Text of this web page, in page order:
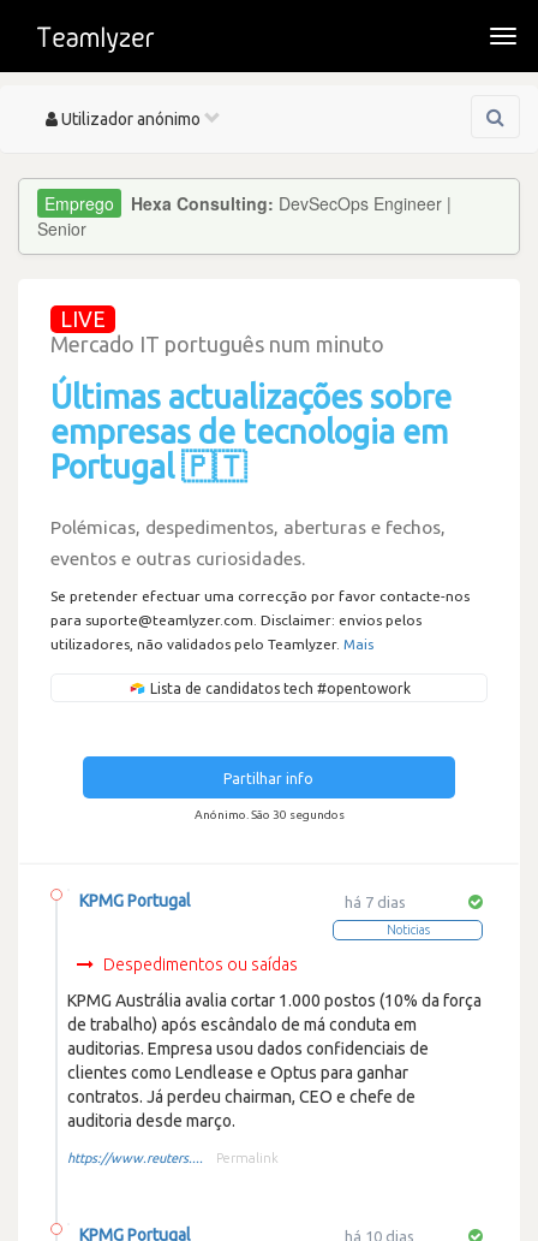
Toggle
Utilizador anónimo
Hexa Consulting: DevSecOps Engineer |
Senior
LIVE
Mercado IT português num minuto
Últimas actualizações sobre
empresas de tecnologia em
Portugal 🇵🇹
Polémicas, despedimentos, aberturas e fechos,
eventos e outras curiosidades.
Se pretender efectuar uma correcção por favor contacte-nos
para suporte@teamlyzer.com. Disclaimer: envios pelos
utilizadores, não validados pelo Teamlyzer. Mais
Lista de candidatos tech #opentowork
Partilhar info
Anónimo. São 30 segundos
há 7 dias
Noticias
KPMG Portugal
Despedimentos ou saídas
KPMG Austrália avalia cortar 1.000 postos (10% da força
de trabalho) após escândalo de má conduta em
auditorias. Empresa usou dados confidenciais de
clientes como Lendlease e Optus para ganhar
contratos. Já perdeu chairman, CEO e chefe de
auditoria desde março.
https://www.reuters.... Permalink
há 10 dias
KPMG Portugal